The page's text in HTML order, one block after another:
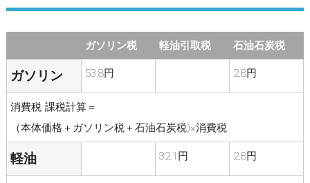
ガソリン税 軽油引取税 石油石炭税
ガソリン 53.8円 2.8円
消費税 課税計算＝
（本体価格＋ガソリン税＋石油石炭税)×消費税
軽油 32.1円 2.8円